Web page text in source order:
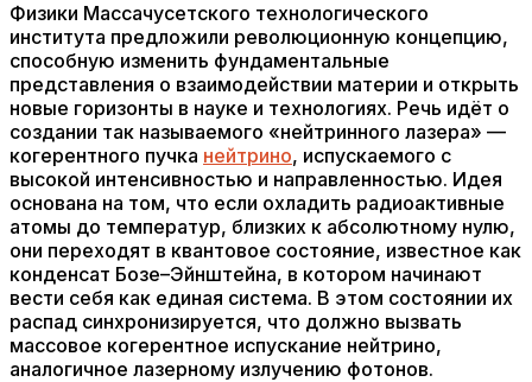
Физики Массачусетского технологического
института предложили революционную концепцию,
способную изменить фундаментальные
представления о взаимодействии материи и открыть
новые горизонты в науке и технологиях. Речь идёт о
создании так называемого «нейтринного лазера» —
когерентного пучка нейтрино, испускаемого с
высокой интенсивностью и направленностью. Идея
основана на том, что если охладить радиоактивные
атомы до температур, близких к абсолютному нулю,
они переходят в квантовое состояние, известное как
конденсат Бозе–Эйнштейна, в котором начинают
вести себя как единая система. В этом состоянии их
распад синхронизируется, что должно вызвать
массовое когерентное испускание нейтрино,
аналогичное лазерному излучению фотонов.